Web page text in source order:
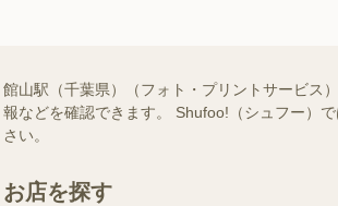
館山駅（千葉県）（フォト・プリントサービス
報などを確認できます。 Shufoo!（シュフー）
さい。
お店を探す